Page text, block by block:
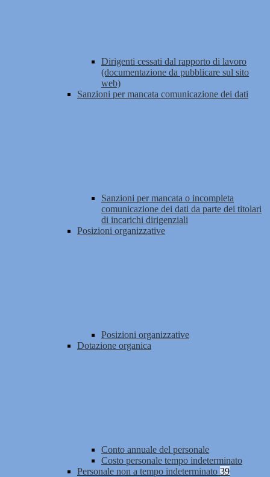
Dirigenti cessati dal rapporto di lavoro
(documentazione da pubblicare sul sito
web)
Sanzioni per mancata comunicazione dei dati
Sanzioni per mancata o incompleta
comunicazione dei dati da parte dei titolari
di incarichi dirigenziali
Posizioni organizzative
Posizioni organizzative
Dotazione organica
Conto annuale del personale
Costo personale tempo indeterminato
Personale non a tempo indeterminato 39